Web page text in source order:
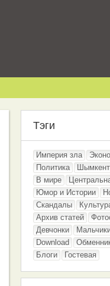
Тэги
Империя зла
Политика
Шымкент
В мире
Юмор и Истории
Скандалы
Архив статей
Девчонки
Download
Блоги
Гостевая